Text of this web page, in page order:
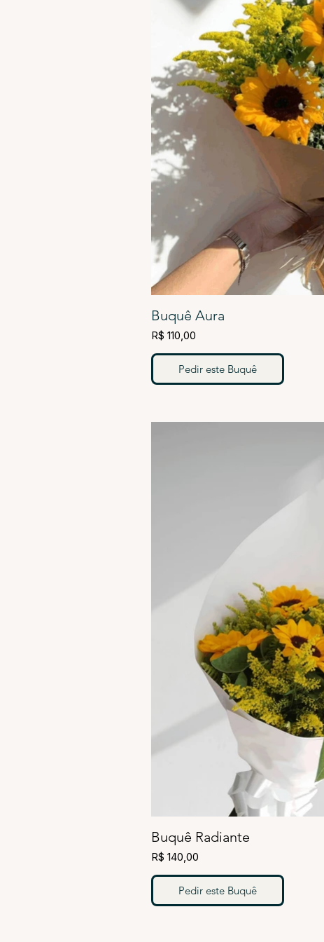
Buquê Aura
R$ 110,00
Pedir este Buquê
Buquê Radiante
R$ 140,00
Pedir este Buquê